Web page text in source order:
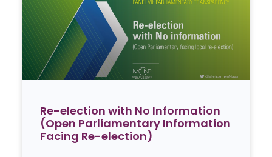
Re-election with No Information
(Open Parliamentary Information
Facing Re-election)